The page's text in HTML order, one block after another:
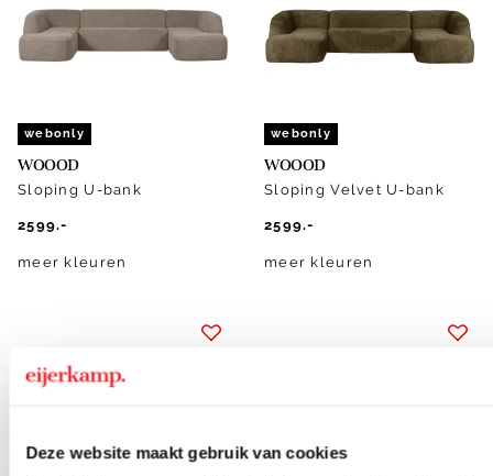
Deze website maakt gebruik van cookies
webonly
WOOOD
Sloping U-bank
2599.-
meer kleuren
webonly
WOOOD
Sloping Velvet U-bank
2599.-
meer kleuren